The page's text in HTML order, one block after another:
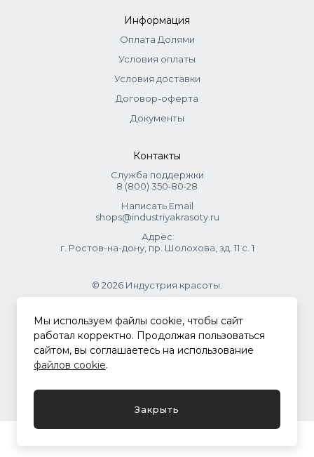
Информация
Оплата Долями
Условия оплаты
Условия доставки
Договор-оферта
Документы
Контакты
Служба поддержки
8 (800) 350‑80‑28
Написать Email
shops@industriyakrasoty.ru
Адрес
г. Ростов-на-дону, пр. Шолохова, зд. 11 с. 1
© 2026 Индустрия красоты.
.
Политика конфиденциальности
Мы используем файлы cookie, чтобы сайт
работал корректно. Продолжая пользоваться
сайтом, вы соглашаетесь на использование
файлов cookie.
Закрыть